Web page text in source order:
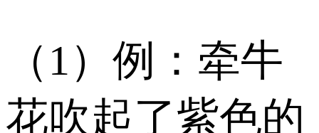
（1）例：牵牛
花吹起了紫色的